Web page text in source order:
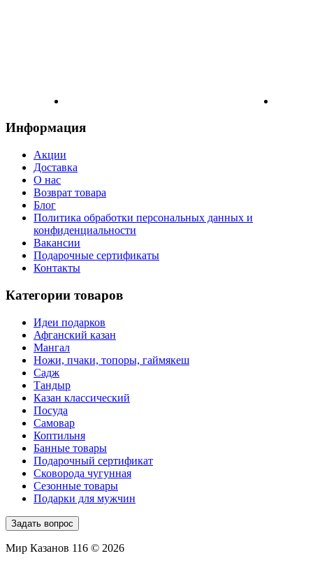
Информация
Акции
Доставка
О нас
Возврат товара
Блог
Политика обработки персональных данных и
конфиденциальности
Вакансии
Подарочные сертификаты
Контакты
Категории товаров
Идеи подарков
Афганский казан
Мангал
Ножи, пчаки, топоры, гаймякеш
Садж
Тандыр
Казан классический
Посуда
Самовар
Коптильня
Банные товары
Подарочный сертификат
Сковорода чугунная
Сезонные товары
Подарки для мужчин
Задать вопрос
Мир Казанов 116 © 2026